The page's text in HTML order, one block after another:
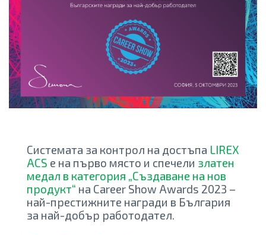
Системата за контрол на достъпа LIREX
ACS е на първо място и спечели златен
медал в категория „Създаване на нов
продукт“ на Career Show Awards 2023 –
най-престижните награди в България
за най-добър работодател.